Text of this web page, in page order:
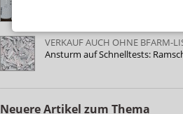
VERKAUF AUCH OHNE BFARM-
Ansturm auf Schnelltests:
Neuere Artikel zum Thema